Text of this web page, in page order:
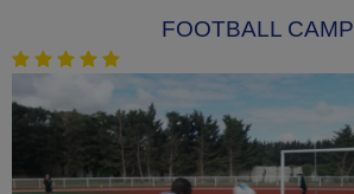
FOOTBALL CAMP